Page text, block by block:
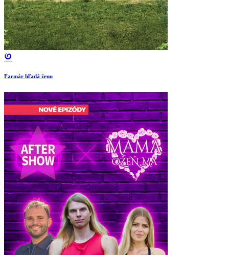
Farmár hľadá ženu